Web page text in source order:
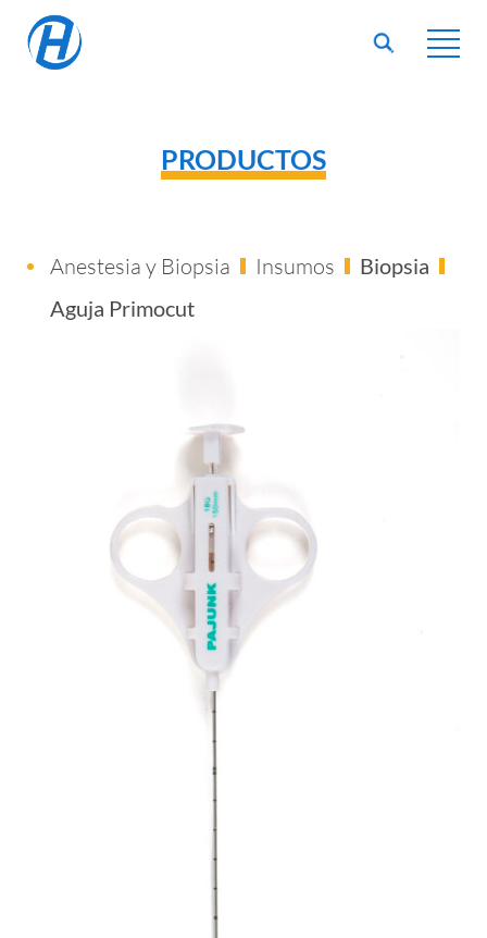
PRODUCTOS
Anestesia y Biopsia Insumos
Biopsia
Aguja Primocut